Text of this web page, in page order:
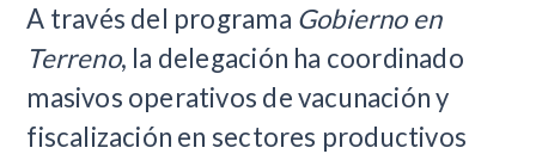
A través del programa Gobierno en
Terreno, la delegación ha coordinado
masivos operativos de vacunación y
fiscalización en sectores productivos